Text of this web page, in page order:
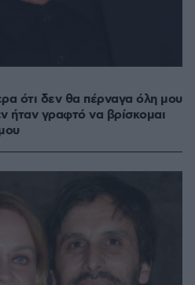
ότι δεν θα πέρναγα όλη μου
ήταν γραφτό να βρίσκομαι